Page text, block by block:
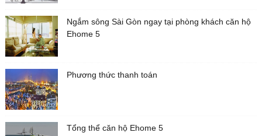
Ngắm sông Sài Gòn ngay tại phòng khách căn hộ
Ehome 5
Phương thức thanh toán
Tổng thể căn hộ Ehome 5